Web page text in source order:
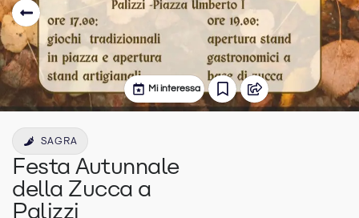
Mi interessa
SAGRA
Festa Autunnale
della Zucca a
Palizzi